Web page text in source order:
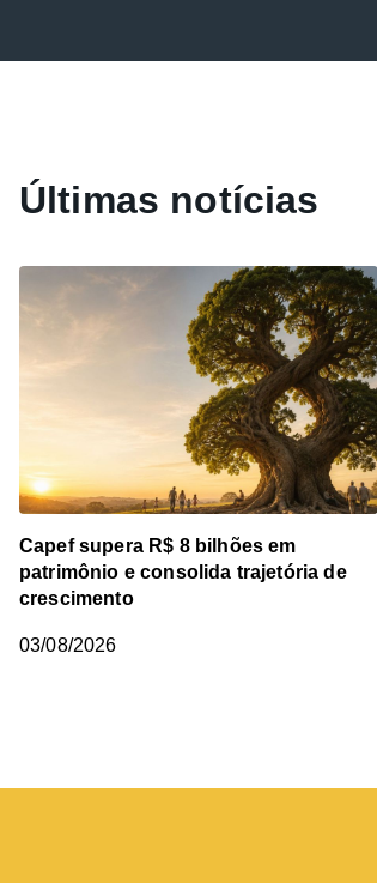
Últimas notícias
Capef supera R$ 8 bilhões em
patrimônio e consolida trajetória de
crescimento
03/08/2026